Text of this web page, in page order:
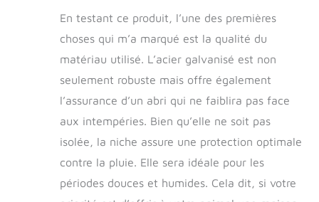
conception en maille
permet d’éviter les
méfaits et les
accidents
permettant la
ventilation. 【Toit
pratique :】 Le toit
de la cage protège
le chiot du soleil, de
la pluie, de la neige
En testant ce produit, l’une des premières
choses qui m’a marqué est la qualité du
matériau utilisé. L’acier galvanisé est non
seulement robuste mais offre également
l’assurance d’un abri qui ne faiblira pas face
aux intempéries. Bien qu’elle ne soit pas
isolée, la niche assure une protection optimale
contre la pluie. Elle sera idéale pour les
périodes douces et humides. Cela dit, si votre